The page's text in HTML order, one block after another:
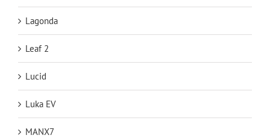
Lagonda
Leaf 2
Lucid
Luka EV
MANX7